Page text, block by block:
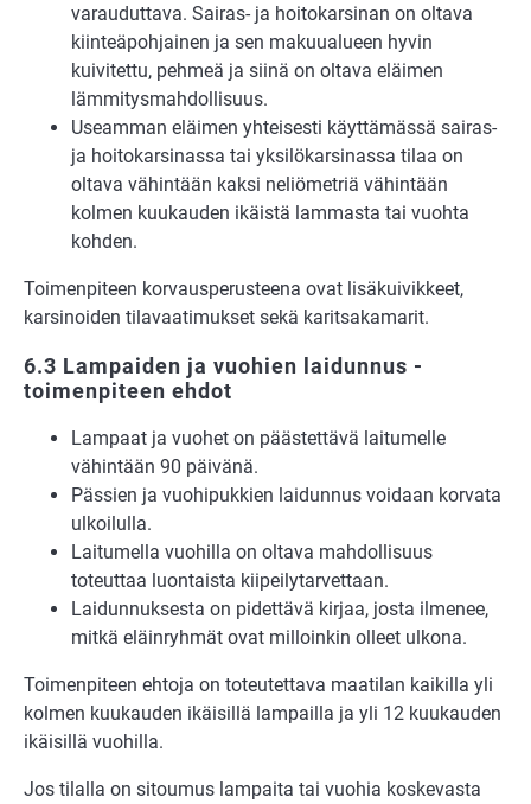
varauduttava. Sairas- ja hoitokarsinan on oltava
kiinteäpohjainen ja sen makuualueen hyvin
kuivitettu, pehmeä ja siinä on oltava eläimen
lämmitysmahdollisuus.
Useamman eläimen yhteisesti käyttämässä sairas-
ja hoitokarsinassa tai yksilökarsinassa tilaa on
oltava vähintään kaksi neliömetriä vähintään
kolmen kuukauden ikäistä lammasta tai vuohta
kohden.
Toimenpiteen korvausperusteena ovat lisäkuivikkeet,
karsinoiden tilavaatimukset sekä karitsakamarit.
6.3 Lampaiden ja vuohien laidunnus -
toimenpiteen ehdot
Lampaat ja vuohet on päästettävä laitumelle
vähintään 90 päivänä.
Pässien ja vuohipukkien laidunnus voidaan korvata
ulkoilulla.
Laitumella vuohilla on oltava mahdollisuus
toteuttaa luontaista kiipeilytarvettaan.
Laidunnuksesta on pidettävä kirjaa, josta ilmenee,
mitkä eläinryhmät ovat milloinkin olleet ulkona.
Toimenpiteen ehtoja on toteutettava maatilan kaikilla yli
kolmen kuukauden ikäisillä lampailla ja yli 12 kuukauden
ikäisillä vuohilla.
Jos tilalla on sitoumus lampaita tai vuohia koskevasta